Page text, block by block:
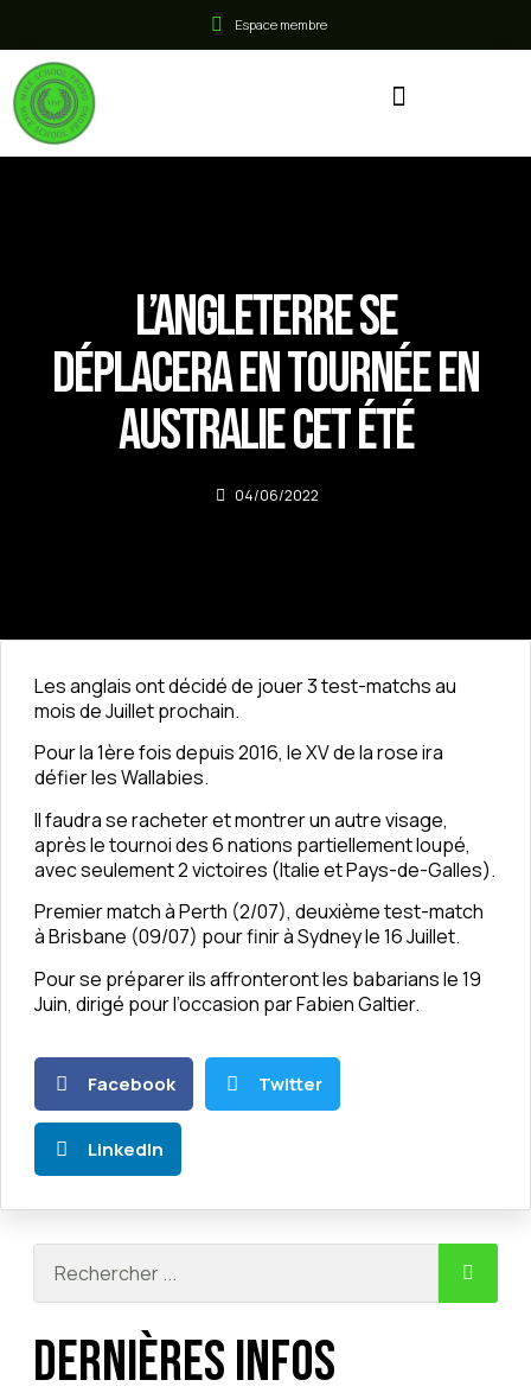
Espace membre
L’Angleterre se
déplacera en tournée en
Australie cet été
04/06/2022
Les anglais ont décidé de jouer 3 test-matchs au
mois de Juillet prochain.
Pour la 1ère fois depuis 2016, le XV de la rose ira
défier les Wallabies.
Il faudra se racheter et montrer un autre visage,
après le tournoi des 6 nations partiellement loupé,
avec seulement 2 victoires (Italie et Pays-de-Galles).
Premier match à Perth (2/07), deuxième test-match
à Brisbane (09/07) pour finir à Sydney le 16 Juillet.
Pour se préparer ils affronteront les babarians le 19
Juin, dirigé pour l’occasion par Fabien Galtier.
Facebook Twitter
LinkedIn
Dernières infos